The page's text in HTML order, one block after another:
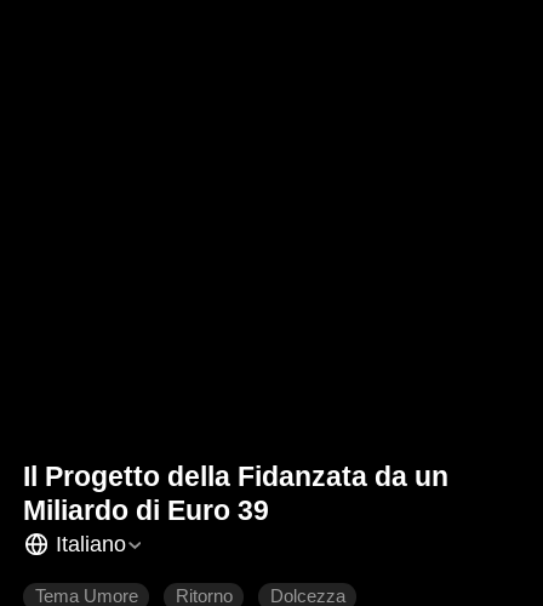
Il Progetto della Fidanzata da un
Miliardo di Euro 39
Italiano
Tema Umore Ritorno Dolcezza